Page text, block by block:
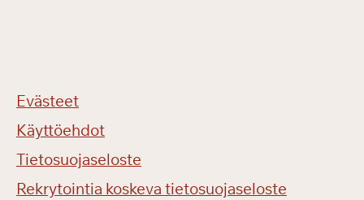
Evästeet
Käyttöehdot
Tietosuojaseloste
Rekrytointia koskeva tietosuojaseloste